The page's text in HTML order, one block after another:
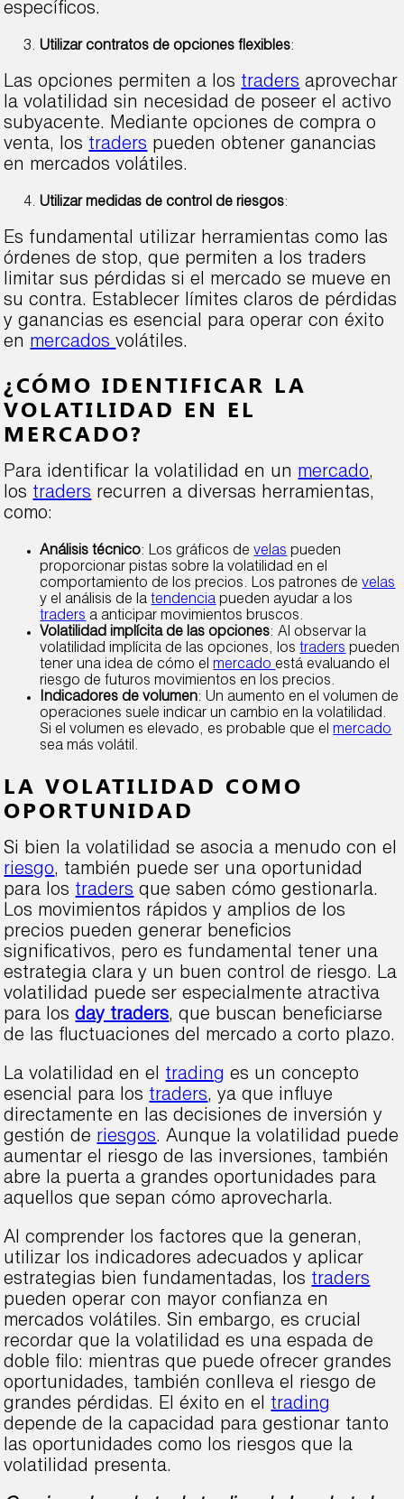
específicos.
Utilizar contratos de opciones flexibles:
Las opciones permiten a lostradersaprovechar
la volatilidad sin necesidad de poseer el activo
subyacente. Mediante opciones de compra o
venta, lostraderspueden obtener ganancias
en mercados volátiles.
Utilizar medidas de control de riesgos:
Es fundamental utilizar herramientas como las
órdenes de stop, que permiten a los traders
limitar sus pérdidas si el mercado se mueve en
su contra. Establecer límites claros de pérdidas
y ganancias es esencial para operar con éxito
enmercadosvolátiles.
¿CÓMO IDENTIFICAR LA
VOLATILIDAD EN EL
MERCADO?
Para identificar la volatilidad en unmercado,
lostradersrecurren a diversas herramientas,
como:
Análisis técnico: Los gráficos develas pueden
proporcionar pistas sobre la volatilidad en el
comportamiento de los precios. Los patrones develas
y el análisis de latendencia pueden ayudar a los
traders a anticipar movimientos bruscos.
Volatilidad implícita de las opciones: Al observar la
volatilidad implícita de las opciones, lostraders pueden
tener una idea de cómo elmercado está evaluando el
riesgo de futuros movimientos en los precios.
Indicadores de volumen: Un aumento en el volumen de
operaciones suele indicar un cambio en la volatilidad.
Si el volumen es elevado, es probable que elmercado
sea más volátil.
LA VOLATILIDAD COMO
OPORTUNIDAD
Si bien la volatilidad se asocia a menudo con el
riesgo, también puede ser una oportunidad
para lostradersque saben cómo gestionarla.
Los movimientos rápidos y amplios de los
precios pueden generar beneficios
significativos, pero es fundamental tener una
estrategia clara y un buen control de riesgo. La
volatilidad puede ser especialmente atractiva
para losday traders, que buscan beneficiarse
de las fluctuaciones del mercado a corto plazo.
La volatilidad en eltrading es un concepto
esencial para lostraders, ya que influye
directamente en las decisiones de inversión y
gestión deriesgos. Aunque la volatilidad puede
aumentar el riesgo de las inversiones, también
abre la puerta a grandes oportunidades para
aquellos que sepan cómo aprovecharla.
Al comprender los factores que la generan,
utilizar los indicadores adecuados y aplicar
estrategias bien fundamentadas, lostraders
pueden operar con mayor confianza en
mercados volátiles. Sin embargo, es crucial
recordar que la volatilidad es una espada de
doble filo: mientras que puede ofrecer grandes
oportunidades, también conlleva el riesgo de
grandes pérdidas. El éxito en eltrading
depende de la capacidad para gestionar tanto
las oportunidades como los riesgos que la
volatilidad presenta.